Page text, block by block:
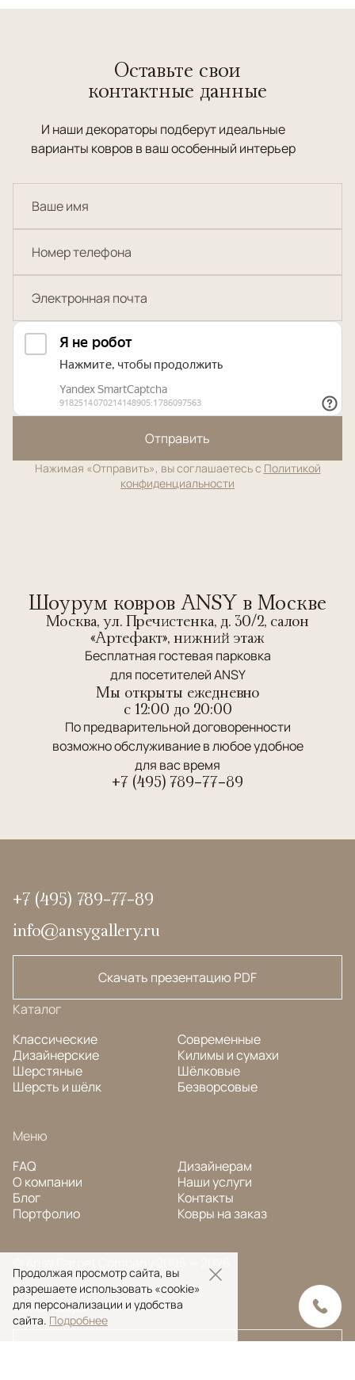
Оставьте свои
контактные данные
И наши декораторы подберут идеальные
варианты ковров в ваш особенный интерьер
Отправить
Нажимая «Отправить», вы соглашаетесь с Политикой
конфиденциальности
Шоурум ковров ANSY в Москве
Москва, ул. Пречистенка, д. 30/2, салон
«Артефакт», нижний этаж
Бесплатная гостевая парковка
для посетителей ANSY
Мы открыты ежедневно
c 12:00 до 20:00
По предварительной договоренности
возможно обслуживание в любое удобное
для вас время
+7 (495) 789-77-89
+7 (495) 789-77-89
info@ansygallery.ru
Скачать презентацию PDF
Каталог
Классические
Дизайнерские
Шерстяные
Шерсть и шёлк
Современные
Килимы и сумахи
Шёлковые
Безворсовые
Меню
FAQ
О компании
Блог
Портфолио
Дизайнерам
Наши услуги
Контакты
Ковры на заказ
Политика конфиденциальности
Поиск ковра
Продолжая просмотр сайта, вы
разрешаете использовать «cookie»
для персонализации и удобства
сайта. Подробнее